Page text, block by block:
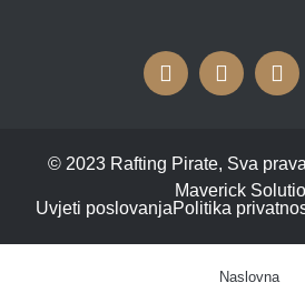
© 2023 Rafting Pirate, Sva
Maverick
Uvjeti poslovanjaPolitika
Naslovna